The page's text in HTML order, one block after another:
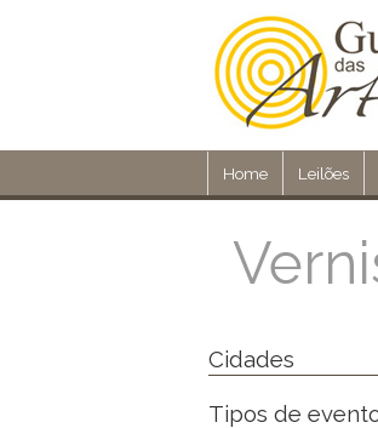
Home Leilões
Cidades
Tipos de